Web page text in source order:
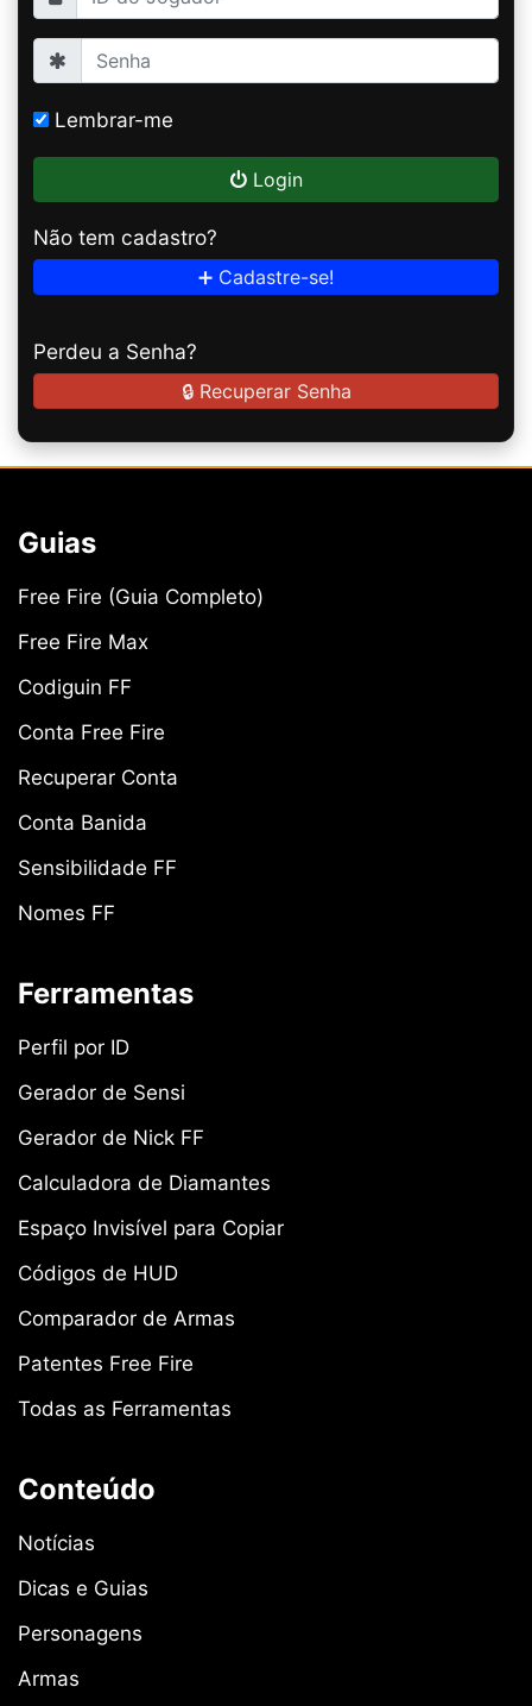
Lembrar-me
Login
Não tem cadastro?
➕ Cadastre-se!
Perdeu a Senha?
🔒 Recuperar Senha
Guias
Free Fire (Guia Completo)
Free Fire Max
Codiguin FF
Conta Free Fire
Recuperar Conta
Conta Banida
Sensibilidade FF
Nomes FF
Ferramentas
Perfil por ID
Gerador de Sensi
Gerador de Nick FF
Calculadora de Diamantes
Espaço Invisível para Copiar
Códigos de HUD
Comparador de Armas
Patentes Free Fire
Todas as Ferramentas
Conteúdo
Notícias
Dicas e Guias
Personagens
Armas